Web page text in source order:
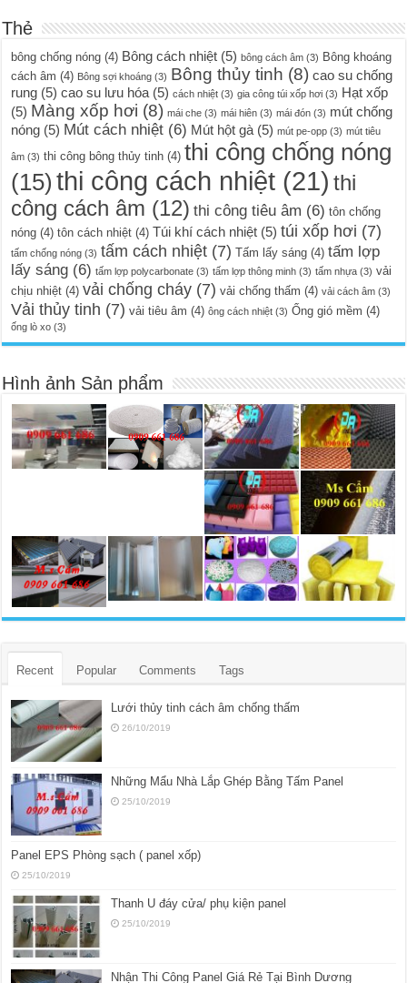
Thẻ
bông chống nóng (4) Bông cách nhiệt (5) bông cách âm (3) Bông khoáng
cách âm (4) Bông sợi khoáng (3) Bông thủy tinh (8) cao su chống
rung (5) cao su lưu hóa (5) cách nhiệt (3) gia công túi xốp hơi (3) Hạt xốp
(5) Màng xốp hơi (8) mái che (3) mái hiên (3) mái đón (3) mút chống
nóng (5) Mút cách nhiệt (6) Mút hột gà (5) mút pe-opp (3) mút tiêu
âm (3) thi công bông thủy tinh (4) thi công chống nóng
(15) thi công cách nhiệt (21) thi
công cách âm (12) thi công tiêu âm (6) tôn chống
nóng (4) tôn cách nhiệt (4) Túi khí cách nhiệt (5) túi xốp hơi (7)
tấm chống nóng (3) tấm cách nhiệt (7) Tấm lấy sáng (4) tấm lợp
lấy sáng (6) tấm lợp polycarbonate (3) tấm lợp thông minh (3) tấm nhựa (3) vải
chịu nhiệt (4) vải chống cháy (7) vải chống thấm (4) vải cách âm (3)
Vải thủy tinh (7) vải tiêu âm (4) ông cách nhiệt (3) Ống gió mềm (4)
ống lò xo (3)
Hình ảnh Sản phẩm
Recent Popular Comments Tags
Lưới thủy tinh cách âm chống thấm
26/10/2019
Những Mẩu Nhà Lắp Ghép Bằng Tấm Panel
25/10/2019
Panel EPS Phòng sạch ( panel xốp)
25/10/2019
Thanh U đáy cửa/ phụ kiện panel
25/10/2019
Nhận Thi Công Panel Giá Rẻ Tại Bình Dương